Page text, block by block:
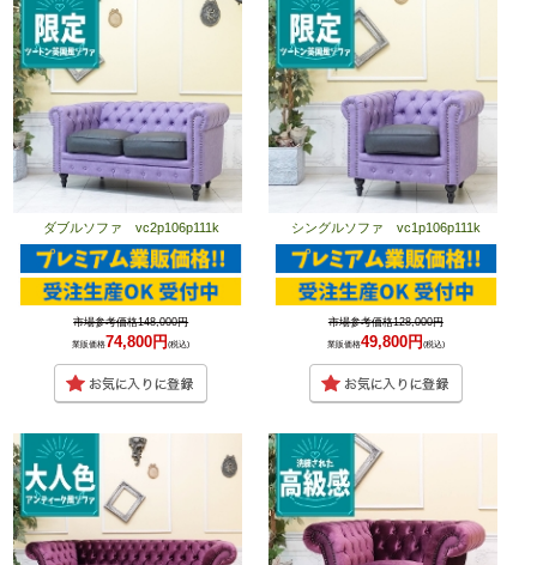
ダブルソファ vc2p106p111k
市場参考価格148,000円
業販価格74,800円(税込)
シングルソファ vc1p106p111k
市場参考価格128,000円
業販価格49,800円 (税込)